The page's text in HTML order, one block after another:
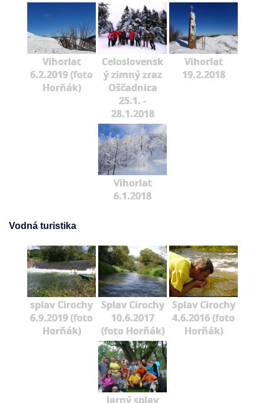
Vihorlat
6.2.2019 (foto
Horňák)
Celoslovensk
ý zimný zraz
Oščadnica
25.1. -
28.1.2018
Vihorlat
19.2.2018
Vihorlat
6.1.2018
Vodná turistika
splav Cirochy
6.9.2019 (foto
Horňák)
Splav Cirochy
10.6.2017
(foto Horňák)
Splav Cirochy
4.6.2016 (foto
Horňák)
Jarný splav